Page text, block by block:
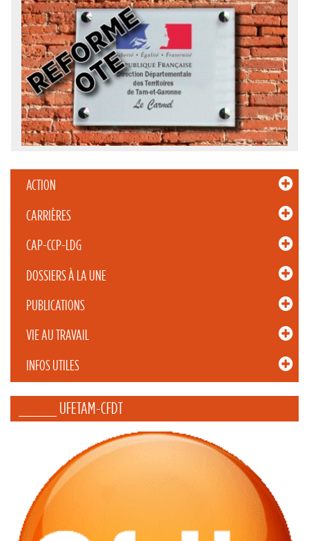
ACTION
CARRIÈRES
CAP-CCP-LDG
DOSSIERS À LA UNE
PUBLICATIONS
VIE AU TRAVAIL
INFOS UTILES
_____ UFETAM-CFDT